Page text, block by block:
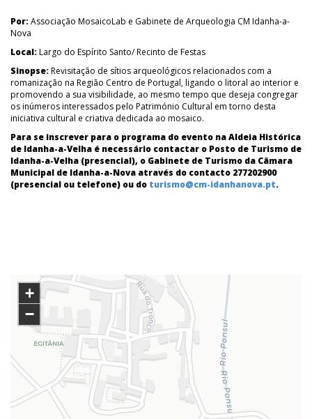
Por:Associação MosaicoLab e Gabinete de Arqueologia CM Idanha-a-
Nova
Local:Largo do Espírito Santo/ Recinto de Festas
Sinopse:Revisitação de sítios arqueológicos relacionados com a
romanização na Região Centro de Portugal, ligando o litoral ao interior e
promovendo a sua visibilidade, ao mesmo tempo que deseja congregar
os inúmeros interessados pelo Património Cultural em torno desta
iniciativa cultural e criativa dedicada ao mosaico.
Para se inscrever para o programa do evento na Aldeia Histórica
de Idanha-a-Velha é necessário contactar o Posto de Turismo de
Idanha-a-Velha (presencial), o Gabinete de Turismo da Câmara
Municipal de Idanha-a-Nova através do contacto 277202900
(presencial ou telefone) ou do turismo@cm-idanhanova.pt.
+
−